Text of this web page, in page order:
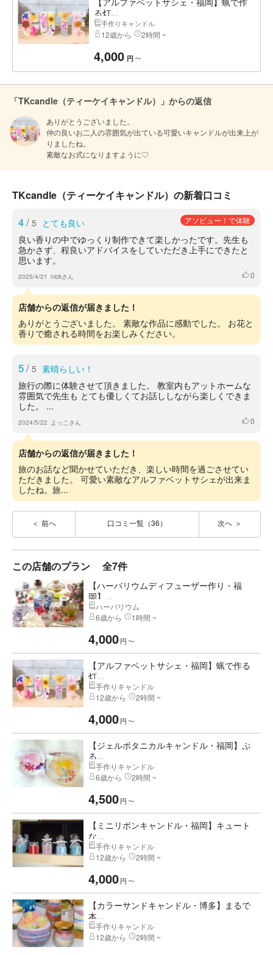
る灯...
手作りキャンドル
12歳から 2時間 ~
4,000 円 〜
「TKcandle（ティーケイキャンドル）」からの返信
ありがとうございました。
仲の良いお二人の雰囲気が出ている可愛いキャンドルが出来上が
りましたね。
素敵なお式になりますように♡
TKcandle（ティーケイキャンドル）の新着口コミ
4/ 5 とても良い アソビュー！で体験
良い香りの中でゆっくり制作できて楽しかったです。先生も
急かさず、程良いアドバイスをしていただき上手にできたと
思います。
2025/4/21 nickさん いいね
0
店舗からの返信が届きました！
ありがとうございました。 素敵な作品に感動でした。 お花と
香りで癒される時間をお楽しみください。
5/ 5 素晴らしい！
旅行の際に体験させて頂きました。 教室内もアットホームな
雰囲気で先生も とても優しくてお話ししながら楽しくできま
した。 ...
2024/5/22 よっこさん いいね
0
店舗からの返信が届きました！
旅のお話など聞かせていただき、楽しい時間を過ごさせてい
ただきました。 可愛い素敵なアルファベットサシェが出来ま
したね。旅...
前へ 口コミ一覧（36） 次へ
この店舗のプラン 全7件
【ハーバリウムディフューザー作り・福
岡】...
ハーバリウム
6歳から
1時間 ~
4,000円 〜
【アルファベットサシェ・福岡】蝋で作る
灯...
手作りキャンドル
12歳から
2時間 ~
4,000円 〜
【ジェルボタニカルキャンドル・福岡】ぷ
る...
手作りキャンドル
6歳から
2時間 ~
4,500円 〜
【ミニリボンキャンドル・福岡】キュート
な...
手作りキャンドル
12歳から
2時間 ~
4,000円 〜
【カラーサンドキャンドル・博多】まるで
本...
手作りキャンドル
12歳から
2時間 ~